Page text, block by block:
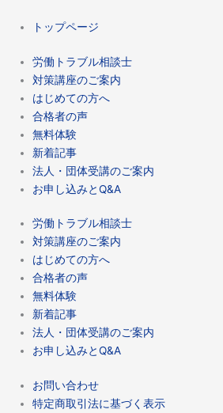
トップページ
労働トラブル相談士
対策講座のご案内
はじめての方へ
合格者の声
無料体験
新着記事
法人・団体受講のご案内
お申し込みとQ&A
労働トラブル相談士
対策講座のご案内
はじめての方へ
合格者の声
無料体験
新着記事
法人・団体受講のご案内
お申し込みとQ&A
お問い合わせ
特定商取引法に基づく表示